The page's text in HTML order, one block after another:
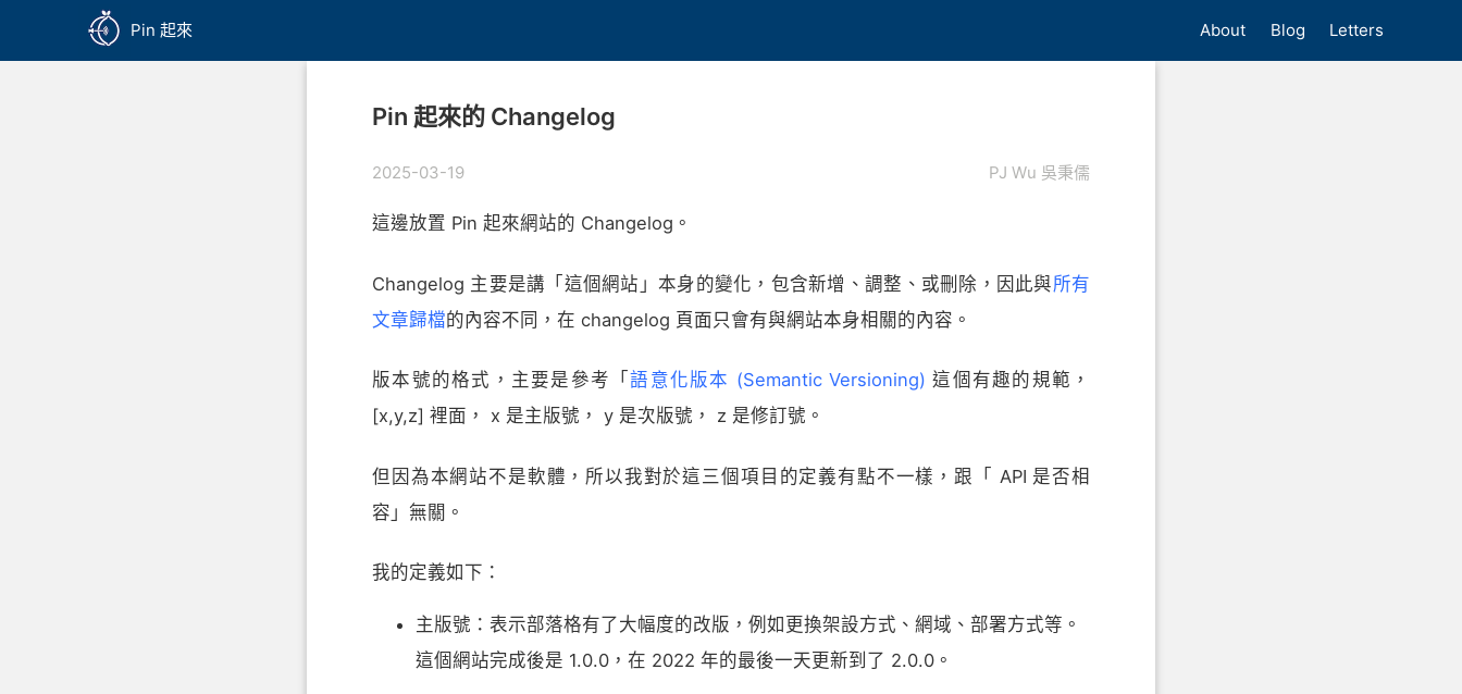
Pin 起來 About Blog Letters
Pin 起來的 Changelog
2025-03-19 PJ Wu 吳秉儒
這邊放置 Pin 起來網站的 Changelog。
Changelog 主要是講「這個網站」本身的變化，包含新增、調整、或刪除，因此與所有
文章歸檔的內容不同，在 changelog 頁面只會有與網站本身相關的內容。
版本號的格式，主要是參考「語意化版本 (Semantic Versioning) 這個有趣的規範，
[x,y,z] 裡面， x 是主版號， y 是次版號， z 是修訂號。
但因為本網站不是軟體，所以我對於這三個項目的定義有點不一樣，跟「 API 是否相
容」無關。
我的定義如下：
主版號：表示部落格有了大幅度的改版，例如更換架設方式、網域、部署方式等。
這個網站完成後是 1.0.0，在 2022 年的最後一天更新到了 2.0.0。